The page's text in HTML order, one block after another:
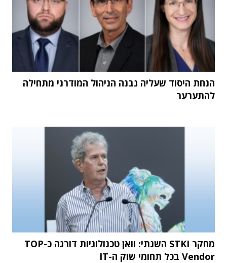
הנחת היסוד שעליה נבנה הניהול המודרני מתחילה
להתערער
מחקר STKI השנתי: וואן טכנולוגיות דורגה כ-TOP
Vendor בכל תחומי שוק ה-IT